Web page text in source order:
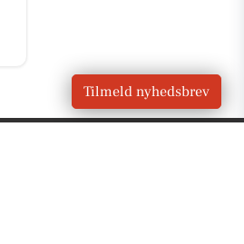
Tilmeld nyhedsbrev